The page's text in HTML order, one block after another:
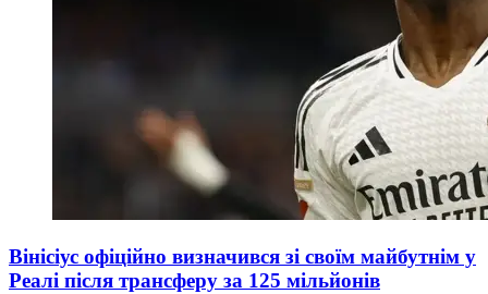
Вінісіус офіційно визначився зі своїм майбутнім у
Реалі після трансферу за 125 мільйонів